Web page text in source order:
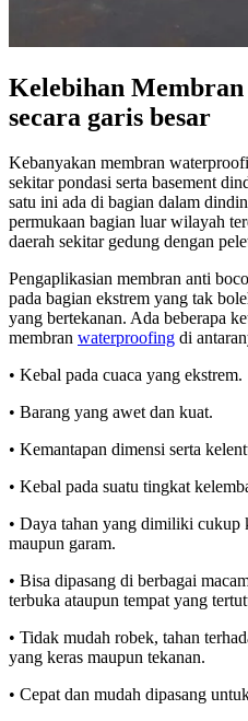
Kelebihan
secara garis besar
Kebanyakan membran
sekitar pondasi serta basement
satu ini ada di bagian dalam
permukaan bagian luar wilayah
daerah sekitar gedung dengan
Pengaplikasian membran anti
pada bagian ekstrem yang tak
yang bertekanan. Ada beberapa
membran waterproofing di
• Kebal pada cuaca yang ekstrem.
• Barang yang awet dan kuat.
• Kemantapan dimensi serta
• Kebal pada suatu tingkat
• Daya tahan yang dimiliki cukup
maupun garam.
• Bisa dipasang di berbagai
terbuka ataupun tempat yang
• Tidak mudah robek, tahan
yang keras maupun tekanan.
• Cepat dan mudah dipasang